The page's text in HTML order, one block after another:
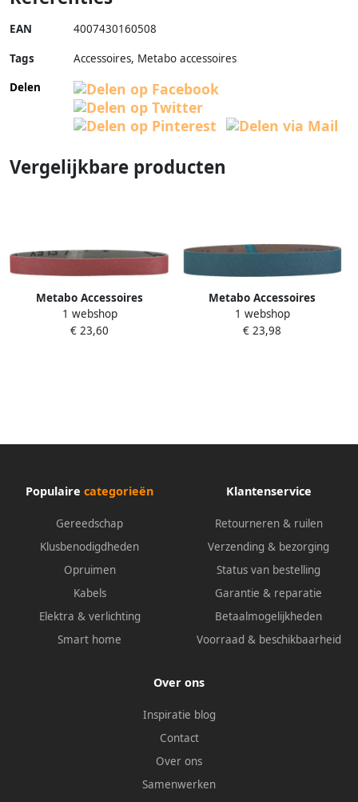
EAN 4007430160508
Tags
Accessoires, Metabo accessoires
Delen
Vergelijkbare producten
Metabo Accessoires
Schuurbanden (10 st.)
40x760 mm P120 NK
1 webshop
€ 23,60
Metabo Accessoires
Schuurbanden (10 st.)
40x760 mm P120 ZK
1 webshop
€ 23,98
Populaire categorieën
Gereedschap
Klusbenodigdheden
Opruimen
Kabels
Elektra & verlichting
Smart home
Klantenservice
Retourneren & ruilen
Verzending & bezorging
Status van bestelling
Garantie & reparatie
Betaalmogelijkheden
Voorraad & beschikbaarheid
Over ons
Inspiratie blog
Contact
Over ons
Samenwerken